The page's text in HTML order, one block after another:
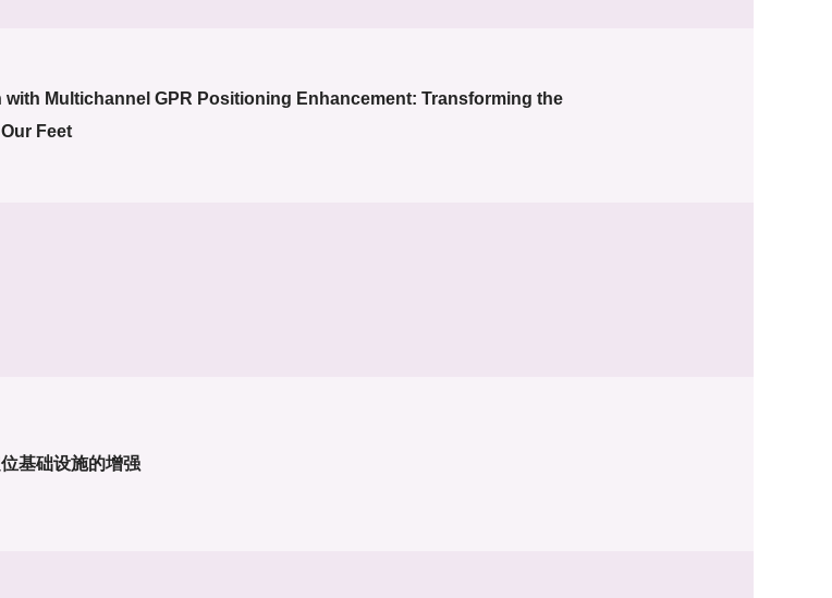
Multichannel GPR Positioning Enhancement: Transforming the
Feet
基础设施的增强